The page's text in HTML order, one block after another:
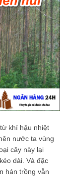
khí hậu nhiệt
nước ta vùng
cây này lại
dài. Và đặc
hán trồng vẫn